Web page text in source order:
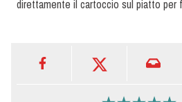
direttamente il cartoccio sul piatto per